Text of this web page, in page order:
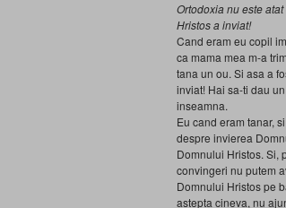
Ortodoxia nu este
Hristos a inviat!
Cand eram eu copil
ca mama mea m-a
tana un ou. Si asa a
inviat! Hai sa-ti dau
inseamna.
Eu cand eram tanar,
despre invierea
Domnului Hristos. Si,
convingeri nu putem
Domnului Hristos pe
astepta cineva, nu